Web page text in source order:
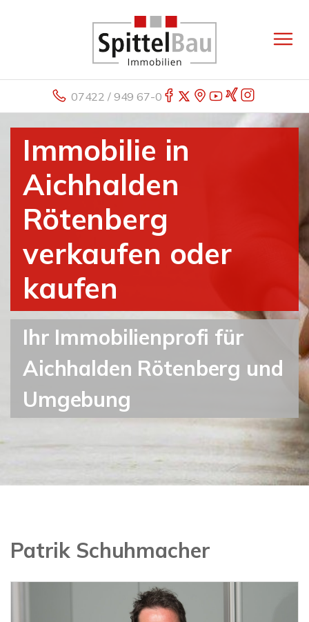
07422 / 949 67-0
Immobilie in
Aichhalden
Rötenberg
verkaufen oder
kaufen
Ihr Immobilienprofi für
Aichhalden Rötenberg und
Umgebung
Patrik Schuhmacher